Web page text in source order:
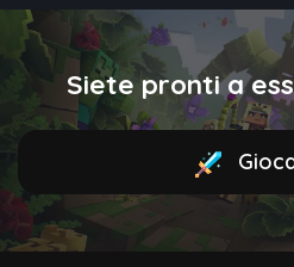
Siete pronti a